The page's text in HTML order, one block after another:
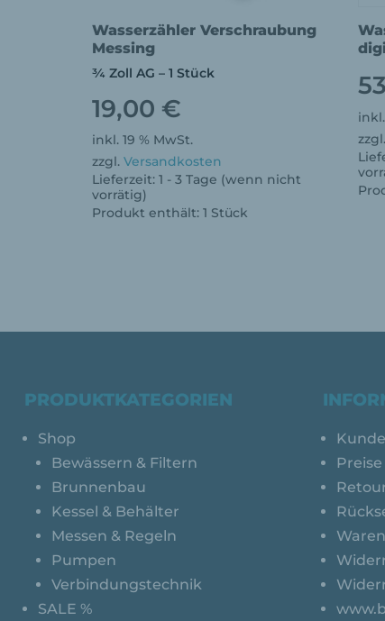
Wasserzähler Verschraubung
Messing
¾ Zoll AG – 1 Stück
19,00 €
inkl. 19 % MwSt.
zzgl. Versandkosten
Lieferzeit: 1 - 3 Tage (wenn nicht
vorrätig)
Produkt enthält: 1 Stück
zzgl.
PRODUKTKATEGORIEN
Shop
Bewässern & Filtern
Brunnenbau
Kessel & Behälter
Messen & Regeln
Pumpen
Verbindungstechnik
SALE %